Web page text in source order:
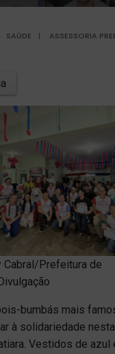
SAÚDE |
ASSESSORIA
Cabral/Prefeitura de
bumbás mais
à solidariedade
Vestidos de azul